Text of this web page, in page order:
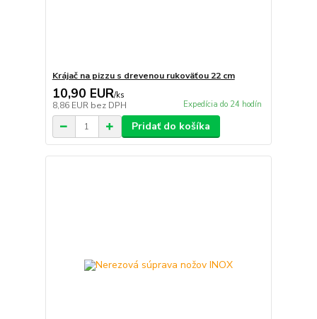
Krájač na pizzu s drevenou rukoväťou 22 cm
10,90 EUR/ks
8,86 EUR bez DPH Expedícia do 24 hodín
Pridať do košíka